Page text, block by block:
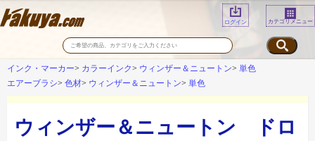
ログイン カテゴリメニュー
インク・マーカー カラーインク ウィンザー＆ニュートン
単色
エアーブラシ
色材 ウィンザー＆ニュートン 単色
ウィンザー＆ニュートン ドロ